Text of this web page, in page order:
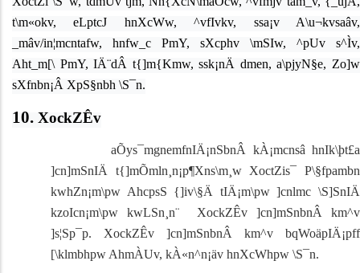
t\m«okv, eLptcJ hnXcWw, ^vfIvkv, ssa¡v A\u¬kvsaâv,
_mâv/in¦mcntafw, hnfw_c PmY, sXcphv \mSIw, ^pUv s^Ìv,
Aht_m[\ PmY, IÄ¨dÂ t{]m{Kmw, ssk¡nÄ dmen, a\pjyN§e, Zo]w
sXfnbn¡Â XpS§nbh \S¯n.
10. XockZÊv
aÕys¯mgnemfnIÄ¡nSbnÂ kÀ¡mcnsâ hnIk\þt£a
]cn]mSnIÄ t{]mÕmln¸n¡p¶Xns\m¸w XoctZis¯ P\§fpambn
kwhZn¡m\pw AhcpsS {]iv\§Ä tIÄ¡m\pw ]cnlmc \S]SnIÄ
kzoIcn¡m\pw kwLSn¸n¨ XockZÊv ]cn]mSnbnÂ km^v
]s¦Sp¯p. XockZÊv ]cn]mSnbnÂ km^v bqWoäpIÄ¡pff
[\klmbhpw AhmÀUv, kÀ«n^n¡äv hnXcWhpw \S¯n.